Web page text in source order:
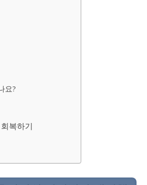
요?
복하기